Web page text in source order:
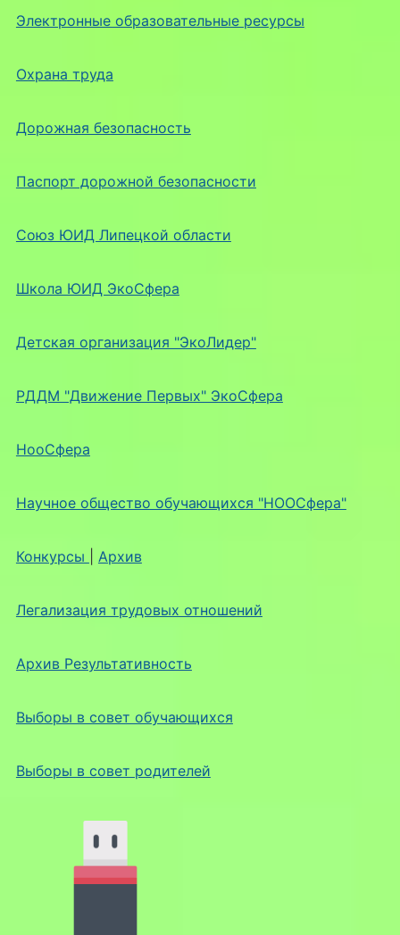
Электронные образовательные ресурсы
Охрана труда
Дорожная безопасность
Паспорт дорожной безопасности
Союз ЮИД Липецкой области
Школа ЮИД ЭкоСфера
Детская организация "ЭкоЛидер"
РДДМ "Движение Первых" ЭкоСфера
НооСфера
Научное общество обучающихся "НООСфера"
Конкурсы Архив
Легализация трудовых отношений
Архив Результативность
Выборы в совет обучающихся
Выборы в совет родителей